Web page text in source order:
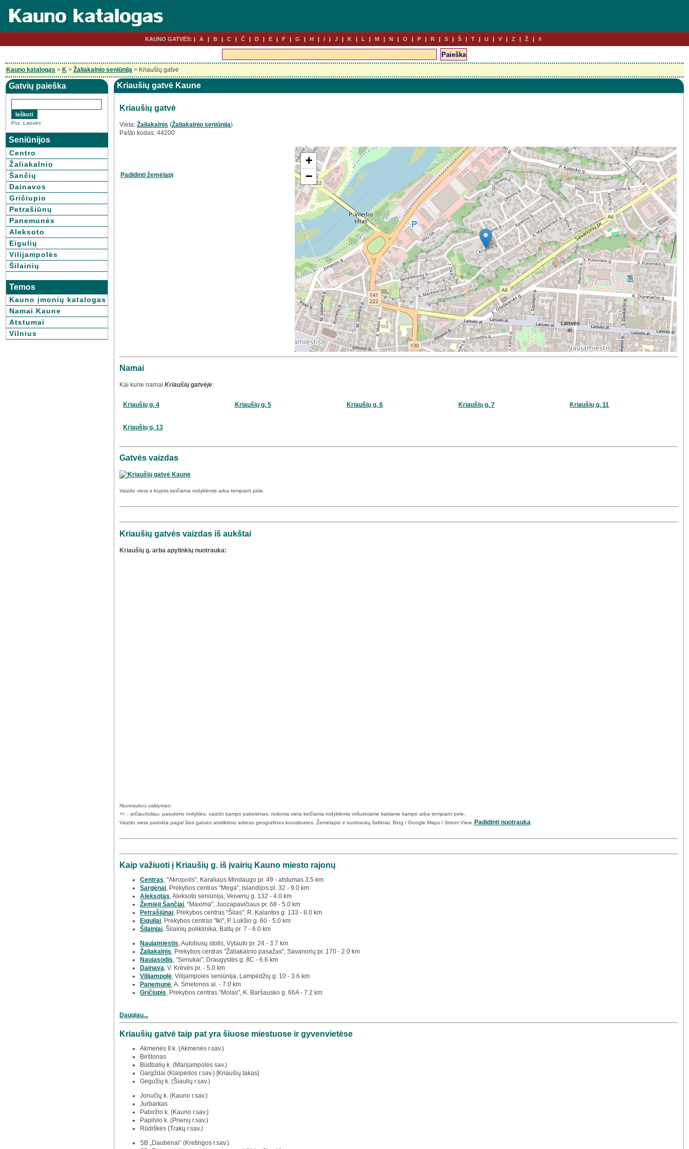
KAUNO GATVĖS: A B C Č D E F G H I J K L M N O P R S Š T U V Z Ž #
Kauno katalogas > K > Žaliakalnio seniūnija > Kriaušių gatvė
Gatvių paieška
Pvz. Laisvės
Seniūnijos
Centro
Žaliakalnio
Šančių
Dainavos
Gričiupio
Petrašiūnų
Panemunės
Aleksoto
Eigulių
Vilijampolės
Šilainių
Temos
Kauno įmonių katalogas
Namai Kaune
Atstumai
Vilnius
Kriaušių gatvė Kaune
Kriaušių gatvė
Vieta: Žaliakalnis (Žaliakalnio seniūnija)
Pašto kodas: 44200
Padidinti žemėlapį
+
−
Namai
Kai kurie namai Kriaušių gatvėje:
Kriaušių g. 4 Kriaušių g. 5 Kriaušių g. 6 Kriaušių g. 7 Kriaušių g. 11
Kriaušių g. 13
Gatvės vaizdas
Vaizdo vieta ir kryptis keičiama rodyklėmis arba tempiant pele.
Kriaušių gatvės vaizdas iš aukštai
Kriaušių g. arba apylinkių nuotrauka:
Nuotraukos valdymas:
+/- : arčiau/toliau; pasukimo rodyklės: vaizdo kampo pakeitimas; rodoma vieta keičiama rodyklėmis viršutiniame kairiame kampe arba tempiant pele.
Vaizdo vieta parinkta pagal šios gatvės atsitiktinio adreso geografines koordinates. Žemėlapio ir nuotraukų šaltiniai: Bing / Google Maps / Street View. Padidinti nuotrauką
Kaip važiuoti į Kriaušių g. iš įvairių Kauno miesto rajonų
Centras , "Akropolis", Karaliaus Mindaugo pr. 49 - atstumas 3.5 km
Sargėnai , Prekybos centras "Mega", Islandijos pl. 32 - 9.0 km
Aleksotas , Aleksoto seniūnija, Veiverių g. 132 - 4.0 km
Žemieji Šančiai , "Maxima", Juozapavičiaus pr. 68 - 5.0 km
Petrašiūnai , Prekybos centras "Šilas", R. Kalantos g. 133 - 8.0 km
Eiguliai , Prekybos centras "Iki", P. Lukšio g. 60 - 5.0 km
Šilainiai , Šilainių poliklinika, Baltų pr. 7 - 6.0 km
Naujamiestis , Autobusų stotis, Vytauto pr. 24 - 3.7 km
Žaliakalnis , Prekybos centras "Žaliakalnio pasažas", Savanorių pr. 170 - 2.0 km
Naujasodis , "Senukai", Draugystės g. 8C - 6.6 km
Dainava , V. Krėvės pr. - 5.0 km
Vilijampolė , Vilijampolės seniūnija, Lampėdžių g. 10 - 3.6 km
Panemunė , A. Smetonos al. - 7.0 km
Gričiupis , Prekybos centras "Molas", K. Baršausko g. 66A - 7.2 km
Daugiau...
Kriaušių gatvė taip pat yra šiuose miestuose ir gyvenvietėse
Akmenės II k. (Akmenės r.sav.)
Birštonas
Būdbalių k. (Marijampolės sav.)
Gargždai (Klaipėdos r.sav.) [Kriaušių takas]
Gegužių k. (Šiaulių r.sav.)
Jonučių k. (Kauno r.sav.)
Jurbarkas
Pabiržio k. (Kauno r.sav.)
Papilvio k. (Prienų r.sav.)
Rūdiškės (Trakų r.sav.)
SB „Daubėnai“ (Kretingos r.sav.)